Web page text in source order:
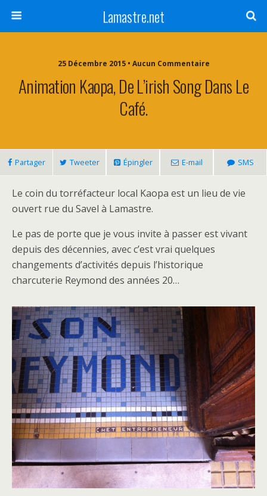
Lamastre.net
25 Décembre 2015 • Aucun Commentaire
Animation Kaopa, De L’irish Song Dans Le
Café.
Partager Tweeter Épingler E-mail SMS
Le coin du torréfacteur local Kaopa est un lieu de vie
ouvert rue du Savel à Lamastre.
Le pas de porte que je vous invite à passer est vivant
depuis des décennies, avec c’est vrai quelques
changements d’activités depuis l’historique
charcuterie Reymond des années 20…